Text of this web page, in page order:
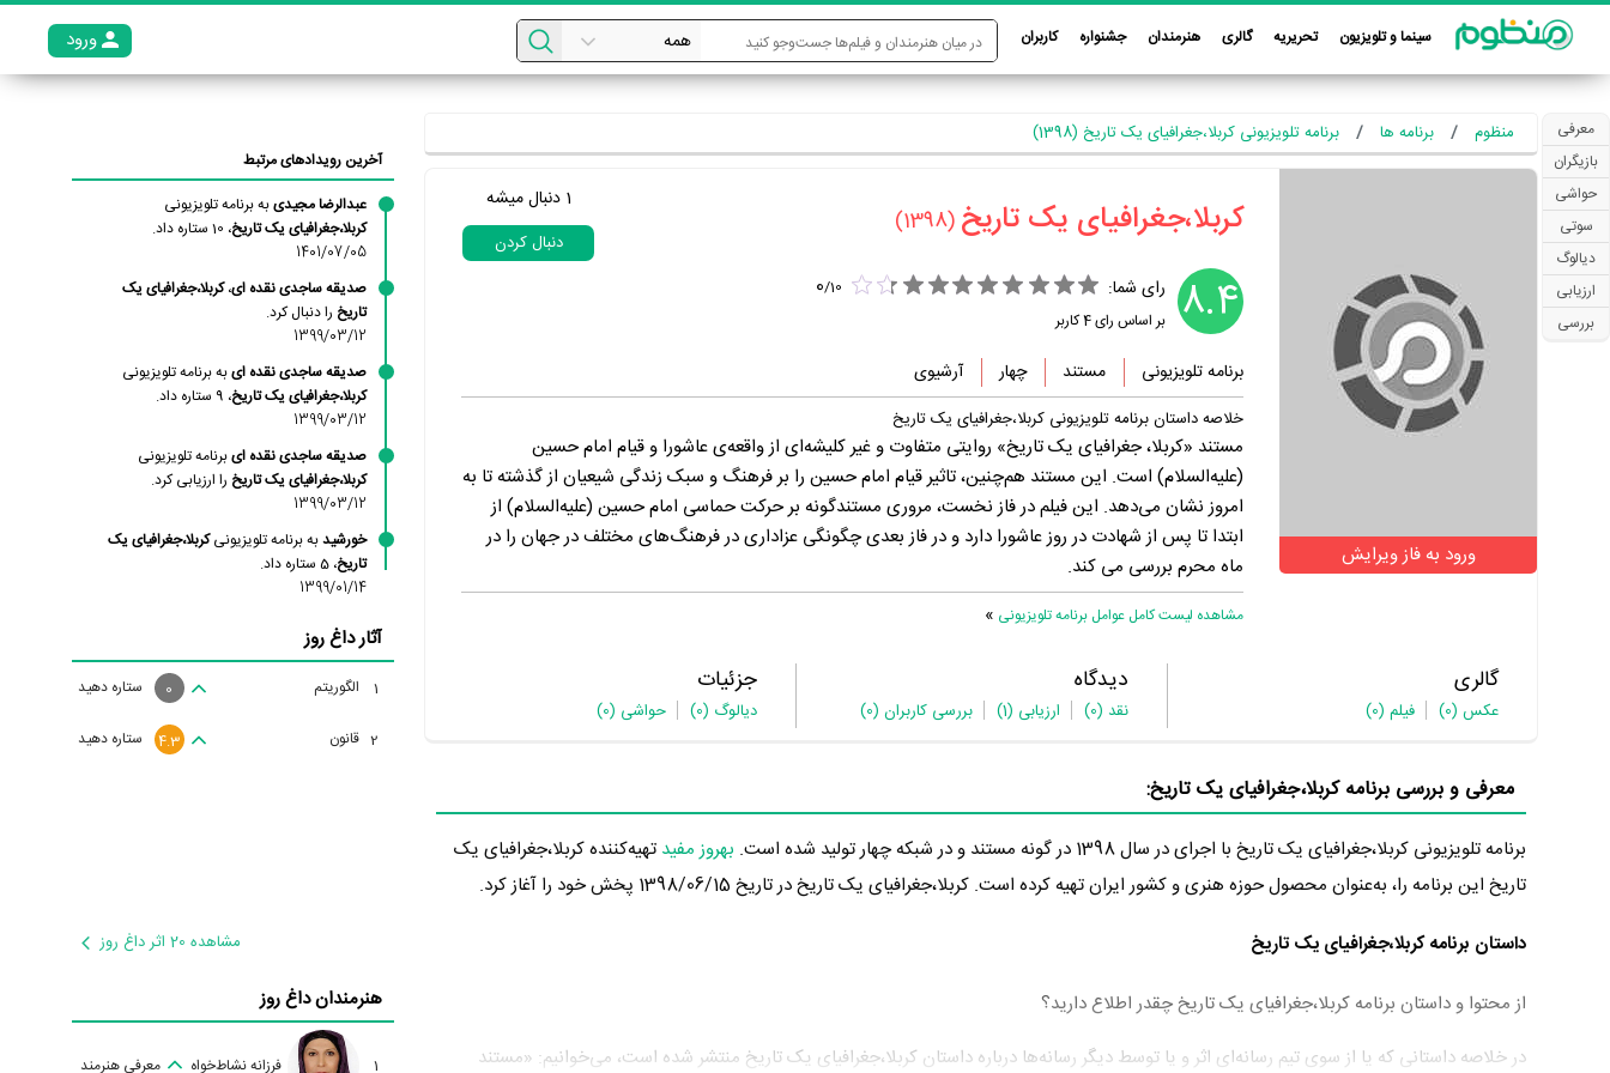
سینما و تلویزیون تحریریه گالری هنرمندان جشنواره کاربران ورود
معرفی
بازیگران
حواشی
سوتی
دیالوگ
ارزیابی
بررسی
منظوم برنامه ها برنامه تلویزیونی کربلا،جغرافیای یک تاریخ (1398)
ورود به فاز ویرایش
‏کربلا،جغرافیای یک تاریخ‏ (1398)
1 دنبال میشه
دنبال کردن
8.4 رای شما: 0/10
بر اساس رای4کاربر
برنامه تلویزیونی مستند چهار آرشیوی
خلاصه داستان برنامه تلویزیونی کربلا،جغرافیای یک تاریخ
مستند «کربلا، جغرافیای یک تاریخ» روایتی متفاوت و غیر کلیشه‌ای از واقعه‌ی عاشورا و قیام امام حسین
(علیه‌السلام) است. این مستند هم‌چنین، تاثیر قیام امام حسین را بر فرهنگ و سبک زندگی شیعیان از گذشته تا به
امروز نشان می‌دهد. این فیلم در فاز نخست، مروری مستندگونه بر حرکت حماسی امام حسین (علیه‌السلام) از
ابتدا تا پس از شهادت در روز عاشورا دارد و در فاز بعدی چگونگی عزاداری در فرهنگ‌های مختلف در جهان را در
ماه محرم بررسی می کند.
مشاهده لیست کامل عوامل برنامه تلویزیونی »
گالری
عکس (0) فیلم (0)
دیدگاه
نقد (0) ارزیابی (1) بررسی کاربران (0)
جزئیات
دیالوگ (0) حواشی (0)
معرفی و بررسی برنامه کربلا،جغرافیای یک تاریخ:
برنامه تلویزیونی کربلا،جغرافیای یک تاریخ با اجرای در سال 1398 در گونه مستند و در شبکه چهار تولید شده است. بهروز مفید تهیه‌کننده کربلا،جغرافیای یک
تاریخ این برنامه را، به‌عنوان محصول حوزه هنری و کشور ایران تهیه کرده است. کربلا،جغرافیای یک تاریخ در تاریخ 1398/06/15 پخش خود را آغاز کرد.
داستان برنامه کربلا،جغرافیای یک تاریخ
از محتوا و داستان برنامه کربلا،جغرافیای یک تاریخ چقدر اطلاع دارید؟
در خلاصه داستانی که یا از سوی تیم رسانه‌ای اثر و یا توسط دیگر رسانه‌ها درباره داستان کربلا،جغرافیای یک تاریخ منتشر شده است، می‌خوانیم: «مستند
آخرین رویدادهای مرتبط
عبدالرضا مجیدیبه برنامه تلویزیونی
کربلا،جغرافیای یک تاریخ، 10 ستاره داد.
1401/07/05
صدیقه ساجدی نقده ای،کربلا،جغرافیای یک
تاریخ را دنبال کرد.
1399/03/12
صدیقه ساجدی نقده ایبه برنامه تلویزیونی
کربلا،جغرافیای یک تاریخ، 9 ستاره داد.
1399/03/12
صدیقه ساجدی نقده ایبرنامه تلویزیونی
کربلا،جغرافیای یک تاریخ را ارزیابی کرد.
1399/03/12
خورشیدبه برنامه تلویزیونیکربلا،جغرافیای یک
تاریخ، 5 ستاره داد.
1399/01/14
آثار داغ روز
1 الگوریتم ستاره دهید 0
2 قانون ستاره دهید 4.3
مشاهده 20 اثر داغ روز
هنرمندان داغ روز
1 فرزانه نشاط‌خواه معرفی هنرمند